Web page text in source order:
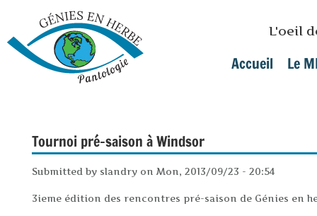
L'oeil
Main menu
Accueil Le
Tournoi pré-saison à Windsor
Submitted by slandry on Mon, 2013/09/23 - 20:54
3ieme édition des rencontres pré-saison de Génies en